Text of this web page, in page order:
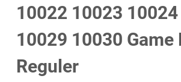
10022 10023
10029 10030
Reguler